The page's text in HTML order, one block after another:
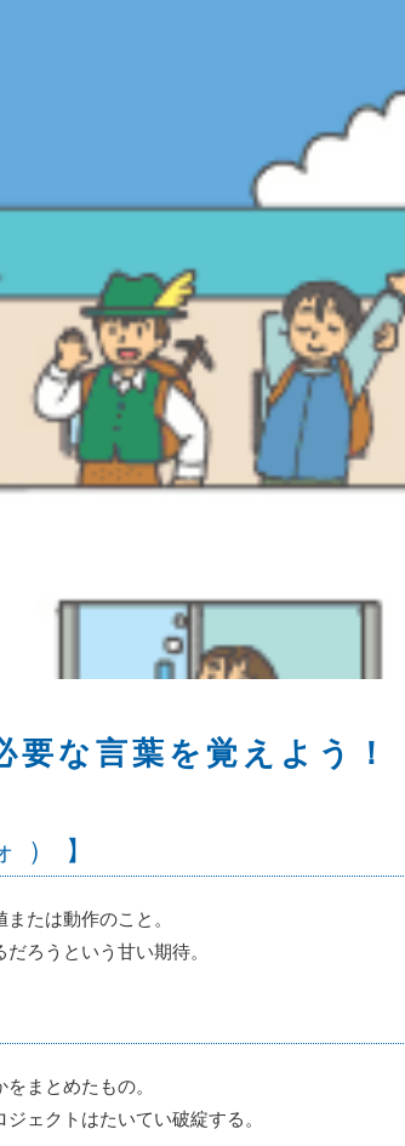
要な言葉を覚えよう！
）】
たは動作のこと。
ろうという甘い期待。
まとめたもの。
ェクトはたいてい破綻する。